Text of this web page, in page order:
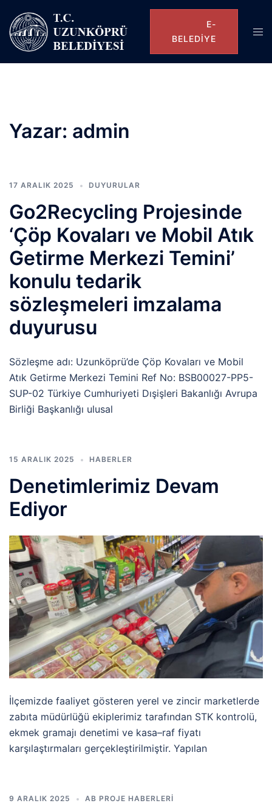
E-
BELEDIYE
Yazar: admin
17 ARALIK 2025 DUYURULAR
Go2Recycling Projesinde
‘Çöp Kovaları ve Mobil Atık
Getirme Merkezi Temini’
konulu tedarik
sözleşmeleri imzalama
duyurusu
Sözleşme adı: Uzunköprü’de Çöp Kovaları ve Mobil
Atık Getirme Merkezi Temini Ref No: BSB00027-PP5-
SUP-02 Türkiye Cumhuriyeti Dışişleri Bakanlığı Avrupa
Birliği Başkanlığı ulusal
15 ARALIK 2025 HABERLER
Denetimlerimiz Devam
Ediyor
İlçemizde faaliyet gösteren yerel ve zincir marketlerde
zabıta müdürlüğü ekiplerimiz tarafından STK kontrolü,
ekmek gramajı denetimi ve kasa–raf fiyatı
karşılaştırmaları gerçekleştirilmiştir. Yapılan
9 ARALIK 2025 AB PROJE HABERLERI